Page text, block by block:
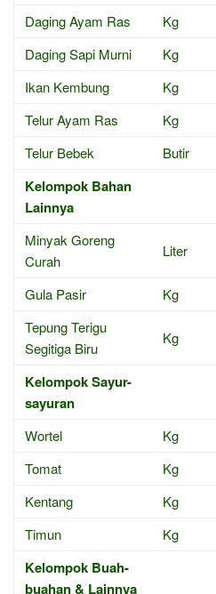
Daging Ayam Ras Kg
Daging Sapi Murni
Kg
Ikan Kembung
Kg
Telur Ayam Ras
Kg
Telur Bebek
Butir
Kelompok Bahan
Lainnya
Minyak Goreng
Curah
Liter
Gula Pasir Kg
Tepung Terigu
Segitiga Biru
Kg
Kelompok Sayur-
sayuran
Wortel Kg
Tomat
Kg
Kentang
Kg
Timun
Kg
Kelompok Buah-
buahan & Lainnya